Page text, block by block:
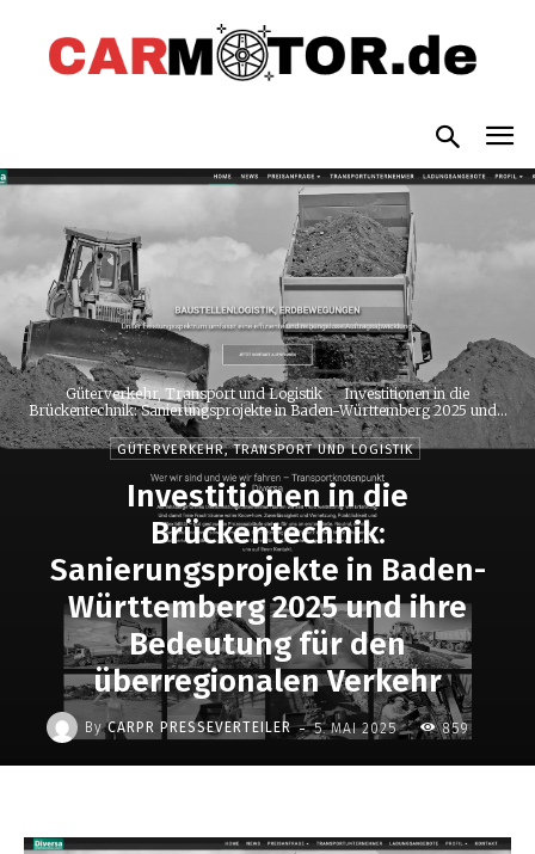
Güterverkehr, Transport und Logistik
Investitionen in die
Brückentechnik: Sanierungsprojekte in Baden-Württemberg 2025 und...
GÜTERVERKEHR, TRANSPORT UND LOGISTIK
Investitionen in die
Brückentechnik:
Sanierungsprojekte in Baden-
Württemberg 2025 und ihre
Bedeutung für den
überregionalen Verkehr
By CARPR PRESSEVERTEILER - 5. MAI 2025 859